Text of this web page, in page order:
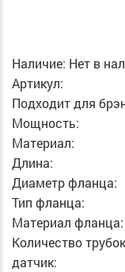
Наличие: Нет в
Артикул:
Подходит для
Мощность:
Материал:
Длина:
Диаметр фланца:
Тип фланца:
Материал фланца:
Количество
датчик: